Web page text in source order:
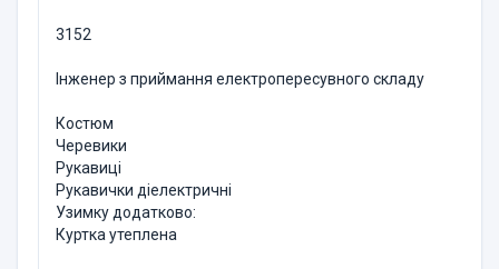
3152
Інженер з приймання електропересувного складу
Костюм
Черевики
Рукавиці
Рукавички діелектричні
Узимку додатково:
Куртка утеплена